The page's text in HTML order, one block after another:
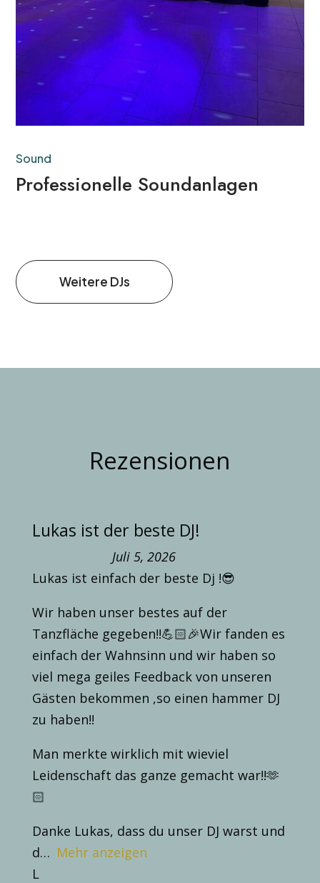
Sound
Professionelle Soundanlagen
Weitere DJs
Rezensionen
Lukas ist der beste DJ!
Juli 5, 2026
Lukas ist einfach der beste Dj !😎
Wir haben unser bestes auf der
Tanzfläche gegeben!!💪🏻🎉Wir fanden es
einfach der Wahnsinn und wir haben so
viel mega geiles Feedback von unseren
Gästen bekommen ,so einen hammer DJ
zu haben!!
Man merkte wirklich mit wieviel
Leidenschaft das ganze gemacht war!!🫶
🏻
Danke Lukas, dass du unser DJ warst und
d
Mehr anzeigen
L